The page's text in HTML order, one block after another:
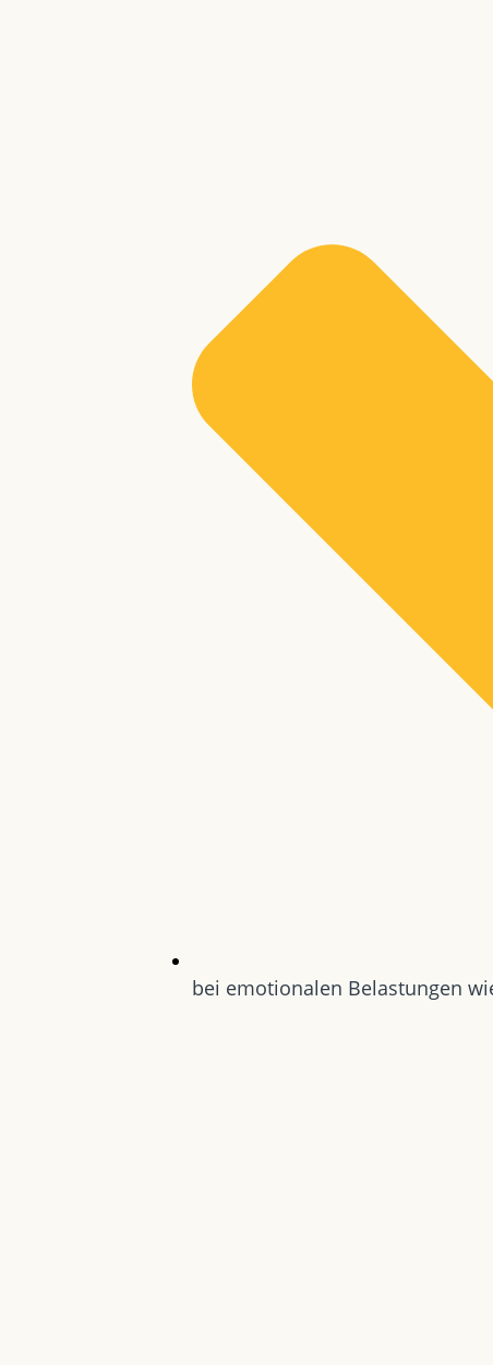
bei emotionalen Belastungen